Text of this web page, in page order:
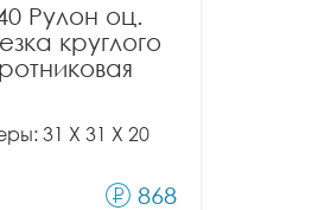
Рулон оц.
круглого
31 X 31 X 20
868